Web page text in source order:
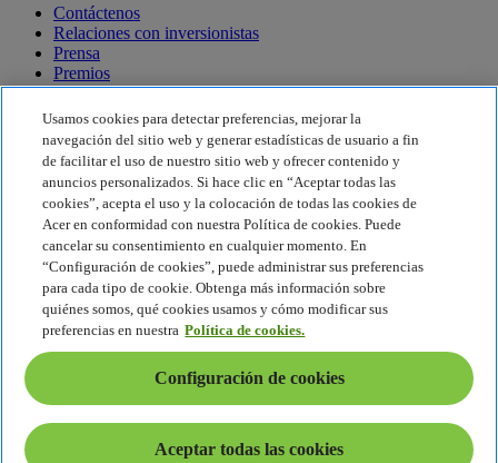
Contáctenos
Relaciones con inversionistas
Prensa
Premios
Eventos
Sostenibilidad
Sostenibilidad
Responsabilidad social corporativa
Huella de carbono del producto
Proyecto Humanity
Earthion
Política de privacidad
Política de cookies
Aviso legal
Información legal adicional
Política de accesibilidad
Configuración de cookies
América Latina - Español
Usamos cookies para detectar preferencias, mejorar la
navegación del sitio web y generar estadísticas de usuario a fin
de facilitar el uso de nuestro sitio web y ofrecer contenido y
anuncios personalizados. Si hace clic en “Aceptar todas las
cookies”, acepta el uso y la colocación de todas las cookies de
Acer en conformidad con nuestra Política de cookies. Puede
cancelar su consentimiento en cualquier momento. En
“Configuración de cookies”, puede administrar sus preferencias
para cada tipo de cookie. Obtenga más información sobre
quiénes somos, qué cookies usamos y cómo modificar sus
preferencias en nuestra Política de cookies.
Configuración de cookies
Aceptar todas las cookies